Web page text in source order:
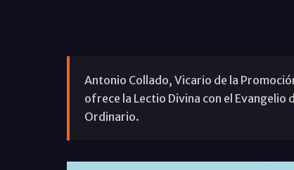
Antonio Collado, Vicario de la
ofrece la Lectio Divina con el
Ordinario.